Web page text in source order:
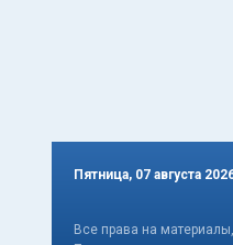
Пятница, 07 августа
Все права на